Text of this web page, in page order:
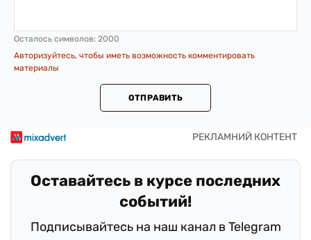
Осталось символов: 2000
Авторизуйтесь, чтобы иметь возможность комментировать
материалы
ОТПРАВИТЬ
Оставайтесь в курсе последних
событий!
Подписывайтесь на наш канал в Telegram